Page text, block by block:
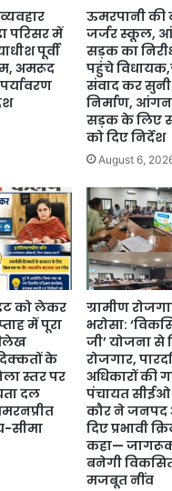
परिसर में
पूर्वी
अमरूद
ऊमरपानी की
जर्जर स्कूल,
सड़क का
पहुंचे
संवाद कर
निर्माण,
सड़क के लिए
को दिए निर्देश
August 6,
को लेकर
में पूरा
के
स्तर पर
दल
सीमा
ग्रामीण
भरोसा:
जी’ योजना से
रोजगार,
अधिकारों की
पंचायत सीईओ
कौर ने जनपद
दिए प्रभावी
कहा—
बनेगी
मजबूत नींव